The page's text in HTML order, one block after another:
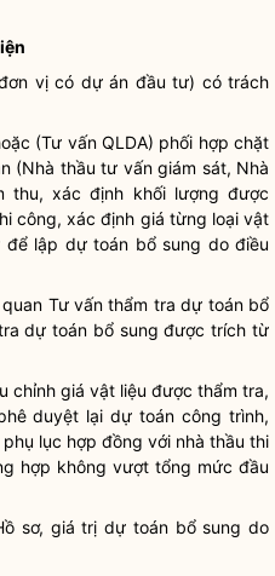
vị có dự án đầu tư) có trách
(Tư vấn QLDA) phối hợp chặt
(Nhà thầu tư vấn giám sát, Nhà
thu, xác định khối lượng được
công, xác định giá từng loại vật
lập dự toán bổ sung do điều
Tư vấn thẩm tra dự toán bổ
dự toán bổ sung được trích từ
chỉnh giá vật liệu được thẩm tra,
duyệt lại dự toán công trình,
lục hợp đồng với nhà thầu thi
hợp không vượt tổng mức đầu
sơ, giá trị dự toán bổ sung do